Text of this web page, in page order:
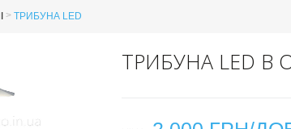
> ТРИБУНА LED
ТРИБУНА LED В